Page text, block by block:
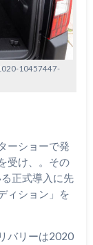
10457447-
ーショーで発
受け、。その
正式導入に先
ィション」を
バリーは2020